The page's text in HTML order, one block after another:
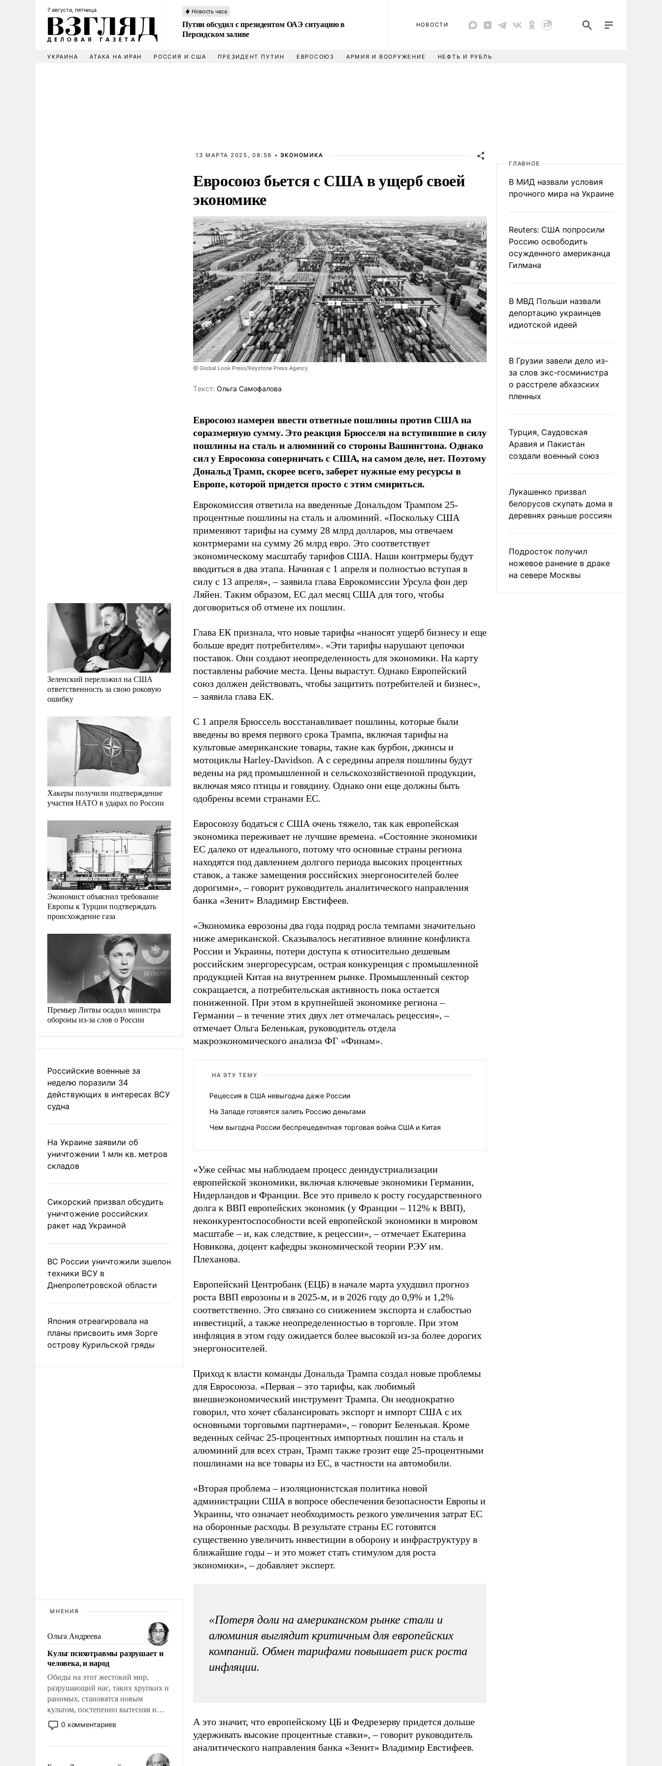
7 августа, пятница Новость часа
Путин обсудил с президентом ОАЭ ситуацию в
Персидском заливе
НОВОСТИ
УКРАИНА АТАКА НА ИРАН РОССИЯ И США ПРЕЗИДЕНТ ПУТИН ЕВРОСОЮЗ АРМИЯ И ВООРУЖЕНИЕ НЕФТЬ И РУБЛЬ
Зеленский переложил на США
ответственность за свою роковую
ошибку
Хакеры получили подтверждение
участия НАТО в ударах по России
Экономист объяснил требование
Европы к Турции подтверждать
происхождение газа
Премьер Литвы осадил министра
обороны из-за слов о России
Российские военные за
неделю поразили 34
действующих в интересах ВСУ
судна
На Украине заявили об
уничтожении 1 млн кв. метров
складов
Сикорский призвал обсудить
уничтожение российских
ракет над Украиной
ВС России уничтожили эшелон
техники ВСУ в
Днепропетровской области
Япония отреагировала на
планы присвоить имя Зорге
острову Курильской гряды
МНЕНИЯ
Ольга Андреева
Культ психотравмы разрушает и
человека, и народ
Обиды на этот жестокий мир,
разрушающий нас, таких хрупких и
ранимых, становятся новым
культом, постепенно вытесняя и
отменяя традиционное требование к
человеку – быть мужественным и
на себя ответственность, помогать
слабым, идти вперед и
0 комментариев
13 МАРТА 2025, 08:56 •ЭКОНОМИКА
Евросоюз бьется с США в ущерб своей
экономике
@ Global Look Press/Keystone Press Agency
Tекст: Ольга Самофалова
Евросоюз намерен ввести ответные пошлины против США на
соразмерную сумму. Это реакция Брюсселя на вступившие в силу
пошлины на сталь и алюминий со стороны Вашингтона. Однако
сил у Евросоюза соперничать с США, на самом деле, нет. Поэтому
Дональд Трамп, скорее всего, заберет нужные ему ресурсы в
Европе, которой придется просто с этим смириться.
Еврокомиссия ответила на введенные Дональдом Трампом 25-
процентные пошлины на сталь и алюминий. «Поскольку США
применяют тарифы на сумму 28 млрд долларов, мы отвечаем
контрмерами на сумму 26 млрд евро. Это соответствует
экономическому масштабу тарифов США. Наши контрмеры будут
вводиться в два этапа. Начиная с 1 апреля и полностью вступая в
силу с 13 апреля», – заявила глава Еврокомиссии Урсула фон дер
Ляйен. Таким образом, ЕС дал месяц США для того, чтобы
договориться об отмене их пошлин.
Глава ЕК признала, что новые тарифы «наносят ущерб бизнесу и еще
больше вредят потребителям». «Эти тарифы нарушают цепочки
поставок. Они создают неопределенность для экономики. На карту
поставлены рабочие места. Цены вырастут. Однако Европейский
союз должен действовать, чтобы защитить потребителей и бизнес»,
– заявила глава ЕК.
С 1 апреля Брюссель восстанавливает пошлины, которые были
введены во время первого срока Трампа, включая тарифы на
культовые американские товары, такие как бурбон, джинсы и
мотоциклы Harley-Davidson. А с середины апреля пошлины будут
ведены на ряд промышленной и сельскохозяйственной продукции,
включая мясо птицы и говядину. Однако они еще должны быть
одобрены всеми странами ЕС.
Евросоюзу бодаться с США очень тяжело, так как европейская
экономика переживает не лучшие времена. «Состояние экономики
ЕС далеко от идеального, потому что основные страны региона
находятся под давлением долгого периода высоких процентных
ставок, а также замещения российских энергоносителей более
дорогими», – говорит руководитель аналитического направления
банка «Зенит» Владимир Евстифеев.
«Экономика еврозоны два года подряд росла темпами значительно
ниже американской. Сказывалось негативное влияние конфликта
России и Украины, потери доступа к относительно дешевым
российским энергоресурсам, острая конкуренция с промышленной
продукцией Китая на внутреннем рынке. Промышленный сектор
сокращается, а потребительская активность пока остается
пониженной. При этом в крупнейшей экономике региона –
Германии – в течение этих двух лет отмечалась рецессия», –
отмечает Ольга Беленькая, руководитель отдела
макроэкономического анализа ФГ «Финам».
НА ЭТУ ТЕМУ
Рецессия в США невыгодна даже России
На Западе готовятся залить Россию деньгами
Чем выгодна России беспрецедентная торговая война США и Китая
«Уже сейчас мы наблюдаем процесс деиндустриализации
европейской экономики, включая ключевые экономики Германии,
Нидерландов и Франции. Все это привело к росту государственного
долга к ВВП европейских экономик (у Франции – 112% к ВВП),
неконкурентоспособности всей европейской экономики в мировом
масштабе – и, как следствие, к рецессии», – отмечает Екатерина
Новикова, доцент кафедры экономической теории РЭУ им.
Плеханова.
Европейский Центробанк (ЕЦБ) в начале марта ухудшил прогноз
роста ВВП еврозоны и в 2025-м, и в 2026 году до 0,9% и 1,2%
соответственно. Это связано со снижением экспорта и слабостью
инвестиций, а также неопределенностью в торговле. При этом
инфляция в этом году ожидается более высокой из-за более дорогих
энергоносителей.
Приход к власти команды Дональда Трампа создал новые проблемы
для Евросоюза. «Первая – это тарифы, как любимый
внешнеэкономический инструмент Трампа. Он неоднократно
говорил, что хочет сбалансировать экспорт и импорт США с их
основными торговыми партнерами», – говорит Беленькая. Кроме
веденных сейчас 25-процентных импортных пошлин на сталь и
алюминий для всех стран, Трамп также грозит еще 25-процентными
пошлинами на все товары из ЕС, в частности на автомобили.
«Вторая проблема – изоляционистская политика новой
администрации США в вопросе обеспечения безопасности Европы и
Украины, что означает необходимость резкого увеличения затрат ЕС
на оборонные расходы. В результате страны ЕС готовятся
существенно увеличить инвестиции в оборону и инфраструктуру в
ближайшие годы – и это может стать стимулом для роста
экономики», – добавляет эксперт.
«Потеря доли на американском рынке стали и
алюминия выглядит критичным для европейских
компаний. Обмен тарифами повышает риск роста
инфляции.
А это значит, что европейскому ЦБ и Федрезерву придется дольше
удерживать высокие процентные ставки», – говорит руководитель
аналитического направления банка «Зенит» Владимир Евстифеев.
ГЛАВНОЕ
В МИД назвали условия
прочного мира на Украине
Reuters: США попросили
Россию освободить
осужденного американца
Гилмана
В МВД Польши назвали
депортацию украинцев
идиотской идеей
В Грузии завели дело из-
за слов экс-госминистра
о расстреле абхазских
пленных
Турция, Саудовская
Аравия и Пакистан
создали военный союз
Лукашенко призвал
белорусов скупать дома в
деревнях раньше россиян
Подросток получил
ножевое ранение в драке
на севере Москвы